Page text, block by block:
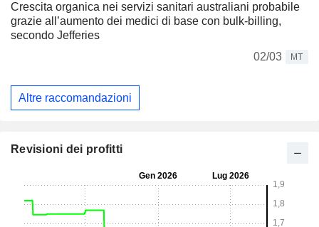
Crescita organica nei servizi sanitari australiani probabile
grazie all’aumento dei medici di base con bulk-billing,
secondo Jefferies
02/03
MT
Altre raccomandazioni
Revisioni dei profitti